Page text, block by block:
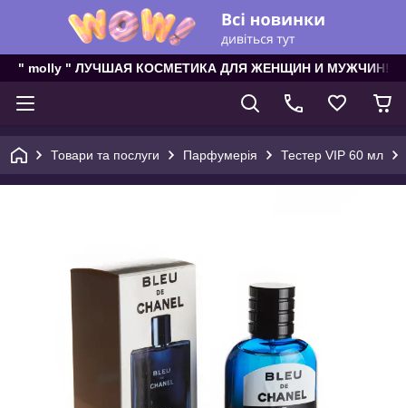
" molly " ЛУЧШАЯ КОСМЕТИКА ДЛЯ ЖЕНЩИН И МУЖЧИН!
Товари та послуги Парфумерія Тестер VIP 60 мл